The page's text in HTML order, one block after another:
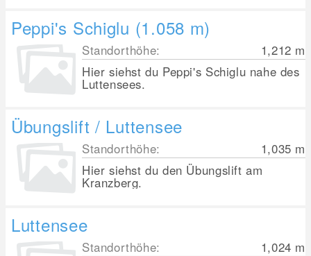
Peppi's Schiglu (1.058 m)
Standorthöhe: 1,212 m
Hier siehst du Peppi's Schiglu nahe des
Luttensees.
Übungslift / Luttensee
Standorthöhe: 1,035 m
Hier siehst du den Übungslift am
Kranzberg.
Luttensee
Standorthöhe: 1,024 m